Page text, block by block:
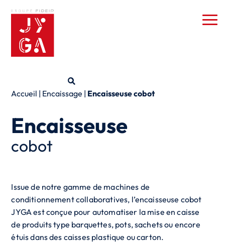
Accueil | Encaissage | Encaisseuse cobot
Encaisseuse
cobot
Issue de notre gamme de machines de
conditionnement collaboratives, l’encaisseuse cobot
JYGA est conçue pour automatiser la mise en caisse
de produits type barquettes, pots, sachets ou encore
étuis dans des caisses plastique ou carton.